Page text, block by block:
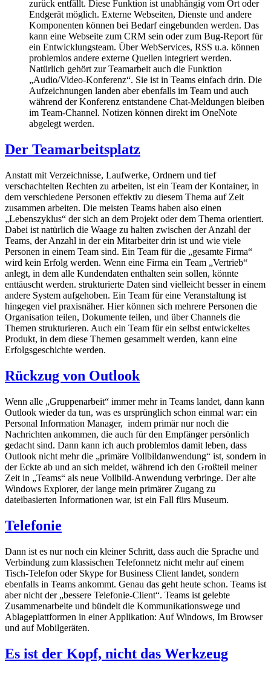
zurück entfällt. Diese Funktion ist unabhängig vom Ort oder
Endgerät möglich. Externe Webseiten, Dienste und andere
Komponenten können bei Bedarf eingebunden werden. Das
kann eine Webseite zum CRM sein oder zum Bug-Report für
ein Entwicklungsteam. Über WebServices, RSS u.a. können
problemlos andere externe Quellen integriert werden.
Natürlich gehört zur Teamarbeit auch die Funktion
„Audio/Video-Konferenz“. Sie ist in Teams einfach drin. Die
Aufzeichnungen landen aber ebenfalls im Team und auch
während der Konferenz entstandene Chat-Meldungen bleiben
im Team-Channel. Notizen können direkt im OneNote
abgelegt werden.
Der Teamarbeitsplatz
Anstatt mit Verzeichnisse, Laufwerke, Ordnern und tief
verschachtelten Rechten zu arbeiten, ist ein Team der Kontainer, in
dem verschiedene Personen effektiv zu diesem Thema auf Zeit
zusammen arbeiten. Die meisten Teams haben also einen
„Lebenszyklus“ der sich an dem Projekt oder dem Thema orientiert.
Dabei ist natürlich die Waage zu halten zwischen der Anzahl der
Teams, der Anzahl in der ein Mitarbeiter drin ist und wie viele
Personen in einem Team sind. Ein Team für die „gesamte Firma“
wird kein Erfolg werden. Wenn eine Firma ein Team „Vertrieb“
anlegt, in dem alle Kundendaten enthalten sein sollen, könnte
enttäuscht werden. strukturierte Daten sind vielleicht besser in einem
andere System aufgehoben. Ein Team für eine Veranstaltung ist
hingegen viel praxisnäher. Hier können sich mehrere Personen die
Organisation teilen, Dokumente teilen, und über Channels die
Themen strukturieren. Auch ein Team für ein selbst entwickeltes
Produkt, in dem diese Themen gesammelt werden, kann eine
Erfolgsgeschichte werden.
Rückzug von Outlook
Wenn alle „Gruppenarbeit“ immer mehr in Teams landet, dann kann
Outlook wieder da tun, was es ursprünglich schon einmal war: ein
Personal Information Manager, indem primär nur noch die
Nachrichten ankommen, die auch für den Empfänger persönlich
gedacht sind. Dann kann ich auch problemlos damit leben, dass
Outlook nicht mehr die „primäre Vollbildanwendung“ ist, sondern in
der Eckte ab und an sich meldet, während ich den Großteil meiner
Zeit in „Teams“ als neue Vollbild-Anwendung verbringe. Der alte
Windows Explorer, der lange mein primärer Zugang zu
dateibasierten Informationen war, ist ein Fall fürs Museum.
Telefonie
Dann ist es nur noch ein kleiner Schritt, dass auch die Sprache und
Verbindung zum klassischen Telefonnetz nicht mehr auf einem
Tisch-Telefon oder Skype for Business Client landet, sondern
ebenfalls in Teams ankommt. Genau das geht heute schon. Teams ist
aber nicht der „bessere Telefonie-Client“. Teams ist gelebte
Zusammenarbeite und bündelt die Kommunikationswege und
Ablageplattformen in einer Applikation: Auf Windows, Im Browser
und auf Mobilgeräten.
Es ist der Kopf, nicht das Werkzeug